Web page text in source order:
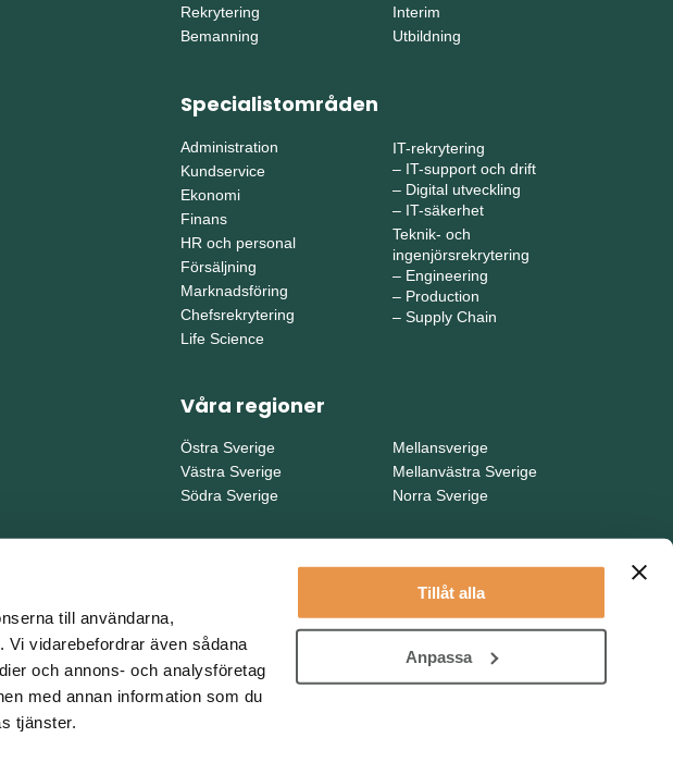
till användarna,
vidarebefordrar även sådana
och annons- och analysföretag
med annan information som du
tjänster.
Tillåt alla
Anpassa
Rekrytering
Bemanning
Interim
Utbildning
Specialistområden
Administration
Kundservice
Ekonomi
Finans
HR och personal
Försäljning
Marknadsföring
Chefsrekrytering
Life Science
IT-rekrytering
– IT-support och drift
– Digital utveckling
– IT-säkerhet
Teknik- och
ingenjörsrekrytering
– Engineering
– Production
– Supply Chain
Våra regioner
Östra Sverige
Västra Sverige
Södra Sverige
Mellansverige
Mellanvästra Sverige
Norra Sverige
People Group